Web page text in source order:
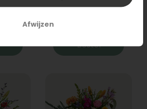
Bestel
Afwijzen